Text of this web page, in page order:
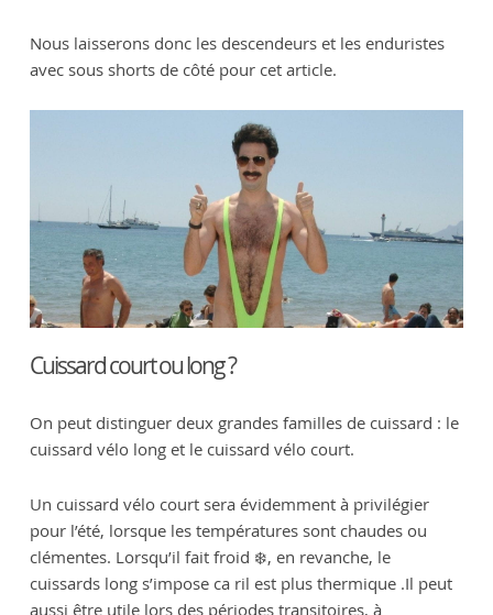
Nous laisserons donc les descendeurs et les enduristes
avec sous shorts de côté pour cet article.
Cuissard court ou long ?
On peut distinguer deux grandes familles de cuissard : le
cuissard vélo long et le cuissard vélo court.
Un cuissard vélo court sera évidemment à privilégier
pour l’été, lorsque les températures sont chaudes ou
clémentes. Lorsqu’il fait froid ❄️, en revanche, le
cuissards long s’impose ca ril est plus thermique .Il peut
aussi être utile lors des périodes transitoires, à